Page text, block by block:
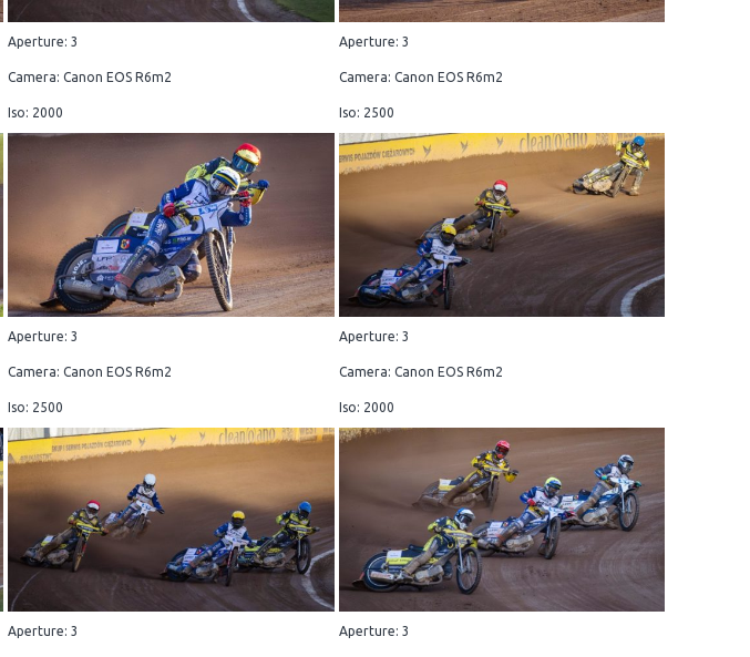
Aperture: 3
Camera: Canon EOS R6m2
Iso: 2000
Aperture: 3
Camera: Canon EOS R6m2
Iso: 2500
Aperture: 3
Camera: Canon EOS R6m2
Iso: 2500
Aperture: 3
Camera: Canon EOS R6m2
Iso: 2000
Aperture: 3 Aperture: 3